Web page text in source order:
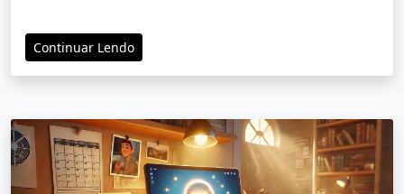
Continuar Lendo